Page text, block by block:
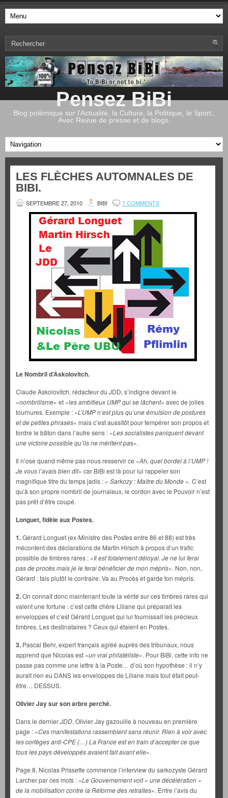
Pensez BiBi
Blog polémique sur l'Actualité, la Culture, la Politique, le Sport,.
Avec Revue de presse et de blogs.
LES FLÈCHES AUTOMNALES DE
BIBI.
SEPTEMBRE 27, 2010 BIBI 7 COMMENTS
Le Nombril d’Askolovitch.
Claude Askolovitch, rédacteur du JDD, s’indigne devant le
«nombrilisme» et «les ambitieux UMP qui se lâchent» avec de jolies
tournures. Exemple : «L’UMP n’est plus qu’une émulsion de postures
et de petites phrases» mais c’est aussitôt pour tempérer son propos et
tordre le bâton dans l’autre sens : «Les socialistes paniquent devant
une victoire possible qu’ils ne méritent pas».
Il n’ose quand même pas nous resservir ce «Ah, quel bordel à l’UMP !
Je vous l’avais bien dit» car BiBi est là pour lui rappeler son
magnifique titre du temps jadis : « Sarkozy : Maître du Monde ». C’est
qu’à son propre nombril de journaleux, le cordon avec le Pouvoir n’est
pas prêt d’être coupé.
Longuet, fidèle aux Postes.
1.Gérard Longuet (ex-Ministre des Postes entre 86 et 88) est très
mécontent des déclarations de Martin Hirsch à propos d’un trafic
possible de timbres rares : «Il est totalement déloyal. Je ne lui ferai
pas de procès mais je le ferai bénéficier de mon mépris». Non, non,
Gérard : fais plutôt le contraire. Va au Procès et garde ton mépris.
2.On connaît donc maintenant toute la vérité sur ces timbres rares qui
valent une fortune : c’est cette chère Liliane qui préparait les
enveloppes et c’est Gérard Longuet qui lui fournissait les précieux
timbres. Les destinataires ? Ceux qui étaient en Postes.
3. Pascal Behr, expert français agréé auprès des tribunaux, nous
apprend que Nicolas est «un vrai philatéliste». Pour BiBi, cette info ne
passe pas comme une lettre à la Poste… d’où son hypothèse : il n’y
aurait rien eu DANS les enveloppes de Liliane mais tout était peut-
être… DESSUS.
Olivier Jay sur son arbre perché.
Dans le dernierJDD, Olivier Jay gazouille à nouveau en première
page : «Ces manifestations rassemblent sans réunir. Rien à voir avec
les cortèges anti-CPE (…) La France est en train d’accepter ce que
tous les pays développés avaient fait avant elle».
Page 8, Nicolas Prissette commence l’interview du sarkozyste Gérard
Larcher par ces mots : «Le Gouvernement voit « une décélération »
de la mobilisation contre la Réforme des retraites». Entre l’avis du